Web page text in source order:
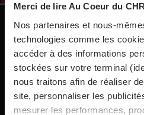
Merci de lire Au Coeur du
Nos partenaires et nous-
technologies comme les
accéder à des informations
stockées sur votre terminal
nous traitons afin de réaliser
site, personnaliser les
mesurer les performances,
31/07/
Vins fins : la Chine
31/07/
Brasserie Dupont : la
que…
NOS